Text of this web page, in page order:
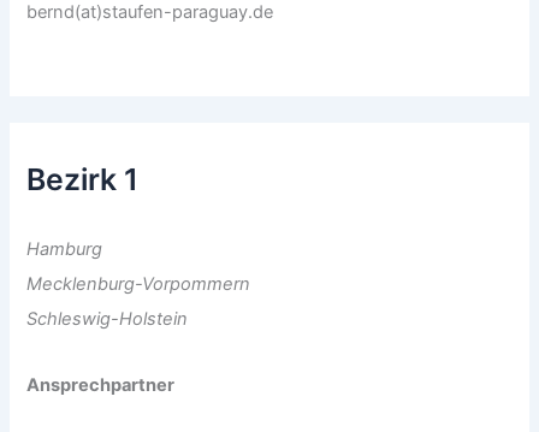
bernd(at)staufen-paraguay.de
Bezirk 1
Hamburg
Mecklenburg-Vorpommern
Schleswig-Holstein
Ansprechpartner